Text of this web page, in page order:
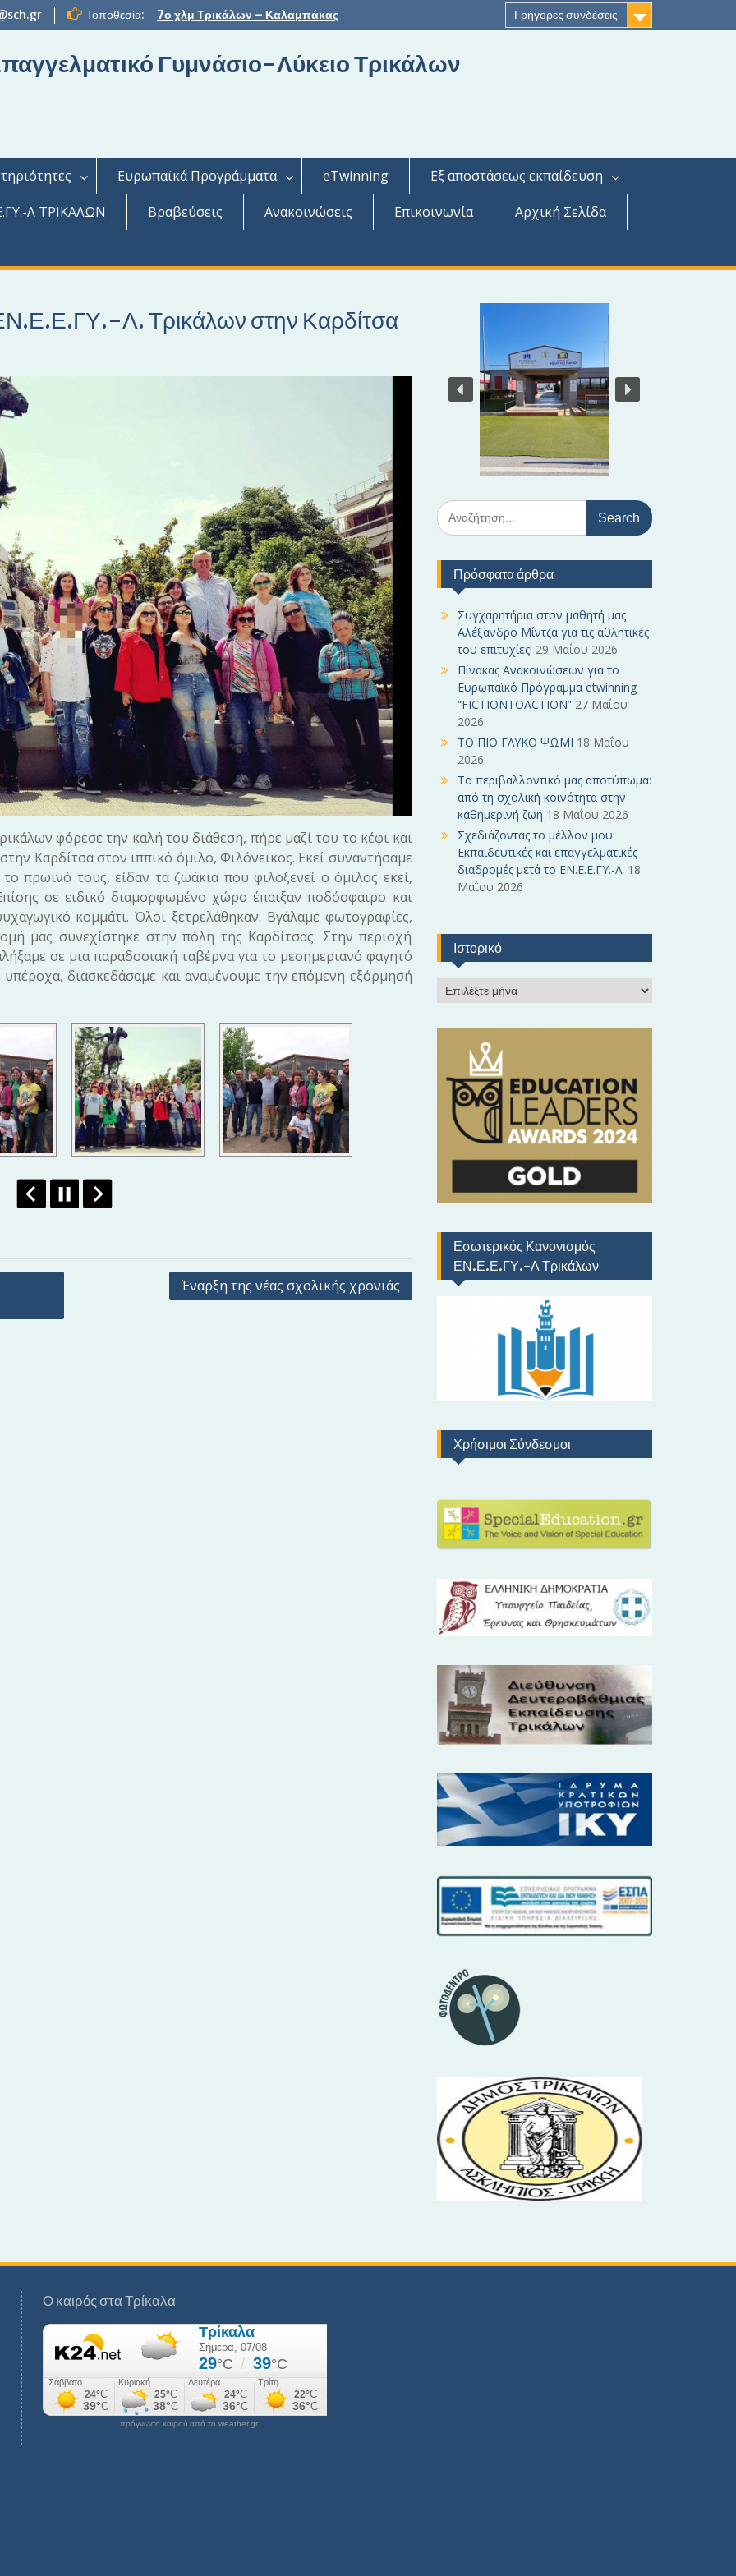
Τοποθεσία: 7ο χλμ Τρικάλων – Καλαμπάκας Γρήγορες συνδέσεις
Γυμνάσιο-Λύκειο Τρικάλων
Ευρωπαϊκά Προγράμματα eTwinning
Εξ αποστάσεως εκπαίδευση
Λ ΤΡΙΚΑΛΩΝ Βραβεύσεις Ανακοινώσεις Επικοινωνία
Αρχική Σελίδα
Λ. Τρικάλων στην Καρδίτσα
φόρεσε την καλή του διάθεση, πήρε μαζί του το κέφι και
Καρδίτσα στον ιππικό όμιλο, Φιλόνεικος. Εκεί συναντήσαμε
πρωινό τους, είδαν τα ζωάκια που φιλοξενεί ο όμιλος εκεί,
σε ειδικό διαμορφωμένο χώρο έπαιξαν ποδόσφαιρο και
κομμάτι. Όλοι ξετρελάθηκαν. Βγάλαμε φωτογραφίες,
μας συνεχίστηκε στην πόλη της Καρδίτσας. Στην περιοχή
σε μια παραδοσιακή ταβέρνα για το μεσημεριανό φαγητό
διασκεδάσαμε και αναμένουμε την επόμενη εξόρμησή
Έναρξη της νέας σχολικής χρονιάς
S
e
r
Πρόσφατα άρθρα
Συγχαρητήρια στον μαθητή μας
Αλέξανδρο Μίντζα για τις αθλητικές
του επιτυχίες! 29 Μαΐου 2026
Πίνακας Ανακοινώσεων για το
Ευρωπαϊκό Πρόγραμμα etwinning
“FICTIONTOACTION” 27 Μαΐου
2026
ΤΟ ΠΙΟ ΓΛΥΚΟ ΨΩΜΙ 18 Μαΐου
2026
Το περιβαλλοντικό μας αποτύπωμα:
από τη σχολική κοινότητα στην
καθημερινή ζωή 18 Μαΐου 2026
Σχεδιάζοντας το μέλλον μου:
Εκπαιδευτικές και επαγγελματικές
διαδρομές μετά το ΕΝ.Ε.Ε.ΓΥ.-Λ. 18
Μαΐου 2026
Ιστορικό
Εσωτερικός Κανονισμός
ΕΝ.Ε.Ε.ΓΥ.-Λ Τρικάλων
Χρήσιμοι Σύνδεσμοι
Ο καιρός στα Τρίκαλα
πρόγνωση καιρού από το weather.gr